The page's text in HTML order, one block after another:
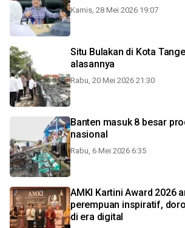
Kamis, 28 Mei 2026 19:07
Situ Bulakan di Kota Tangerang
alasannya
Rabu, 20 Mei 2026 21:30
Banten masuk 8 besar
nasional
Rabu, 6 Mei 2026 6:35
AMKI Kartini Award 2026
perempuan inspiratif,
di era digital